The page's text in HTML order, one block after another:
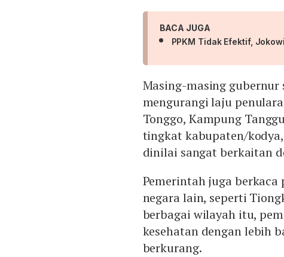
BACA JUGA
PPKM Tidak Efektif,
Masing-masing
mengurangi laju
Tonggo, Kampung
tingkat kabupaten/
dinilai sangat berkaitan
Pemerintah juga
negara lain, seperti
berbagai wilayah itu,
kesehatan dengan lebih
berkurang.